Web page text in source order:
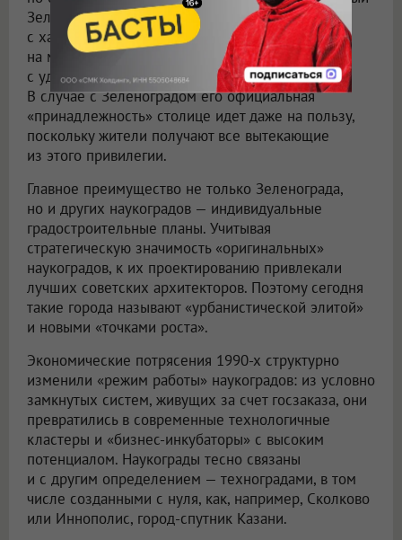
Зеленоград. Фактически это автономный город
с характерной планировкой и делением
на микрорайоны, развитой инфраструктурой
с удобной логистикой и обилием зеленых зон.
В случае с Зеленоградом его официальная
«принадлежность» столице идет даже на пользу,
поскольку жители получают все вытекающие
из этого привилегии.
Главное преимущество не только Зеленограда,
но и других наукоградов — индивидуальные
градостроительные планы. Учитывая
стратегическую значимость «оригинальных»
наукоградов, к их проектированию привлекали
лучших советских архитекторов. Поэтому сегодня
такие города называют «урбанистической элитой»
и новыми «точками роста».
Экономические потрясения 1990-х структурно
изменили «режим работы» наукоградов: из условно
замкнутых систем, живущих за счет госзаказа, они
превратились в современные технологичные
кластеры и «бизнес-инкубаторы» с высоким
потенциалом. Наукограды тесно связаны
и с другим определением — техноградами, в том
числе созданными с нуля, как, например, Сколково
или Иннополис, город-спутник Казани.